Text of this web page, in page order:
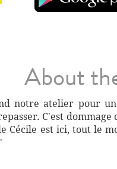
About
notre atelier pour
C'est
Cécile est ici, tout le